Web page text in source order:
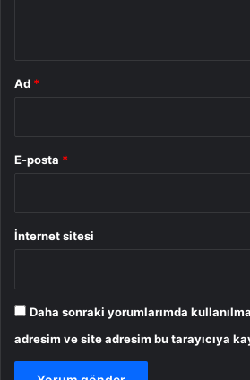
Ad *
E-posta *
İnternet sitesi
Daha sonraki yorumlarımda
adresim ve site adresim bu tarayıcıya